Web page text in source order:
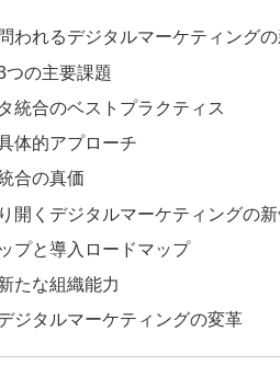
われるデジタルマーケティング
つの主要課題
統合のベストプラクティス
体的アプローチ
合の真価
開くデジタルマーケティングの
プと導入ロードマップ
たな組織能力
ジタルマーケティングの変革